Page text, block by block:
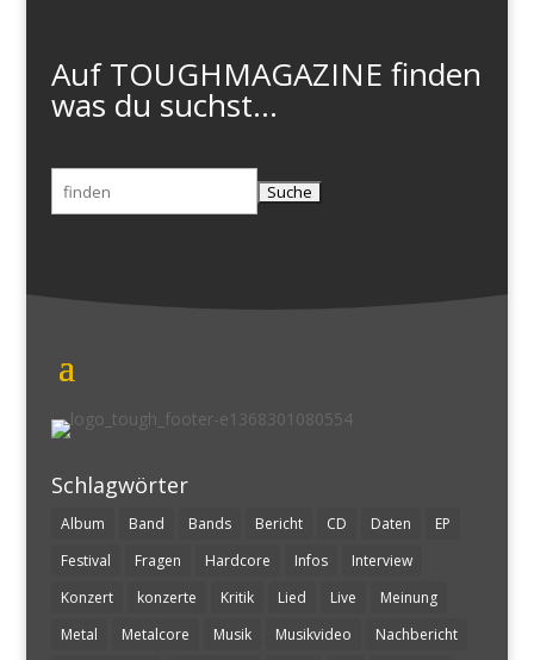
Auf TOUGHMAGAZINE finden
was du suchst...
Suchen
nach:
Schlagwörter
Album Band Bands Bericht CD Daten
EP
Festival
Fragen Hardcore Infos
Interview
Konzert
konzerte Kritik Lied Live
Meinung
Metal
Metalcore Musik Musikvideo Nachbericht